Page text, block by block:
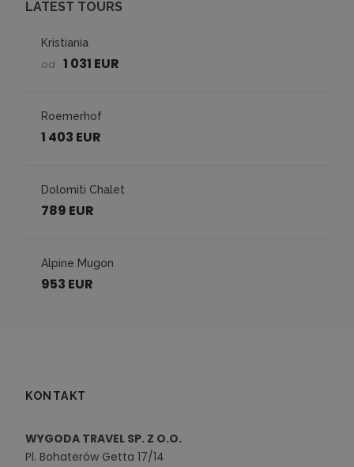
LATEST TOURS
Kristiania
od 1 031 EUR
Roemerhof
1 403 EUR
Dolomiti Chalet
789 EUR
Alpine Mugon
953 EUR
KONTAKT
WYGODA TRAVEL SP. Z O.O.
Pl. Bohaterów Getta 17/14